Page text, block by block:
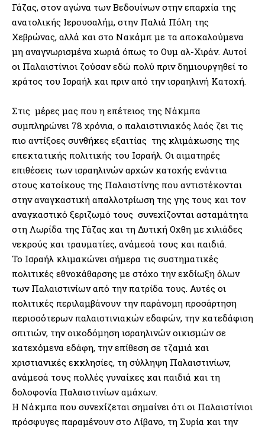
Γάζας, στον αγώνα των Βεδουίνων στην επαρχία της
ανατολικής Ιερουσαλήμ, στην Παλιά Πόλη της
Χεβρώνας, αλλά και στο Νακάμπ με τα αποκαλούμενα
μη αναγνωρισμένα χωριά όπως το Ουμ αλ-Χιράν. Αυτοί
οι Παλαιστίνιοι ζούσαν εδώ πολύ πριν δημιουργηθεί το
κράτος του Ισραήλ και πριν από την ισραηλινή Κατοχή.
Στις μέρες μας που η επέτειος της Νάκμπα
συμπληρώνει 78 χρόνια, ο παλαιστινιακός λαός ζει τις
πιο αντίξοες συνθήκες εξαιτίας της κλιμάκωσης της
επεκτατικής πολιτικής του Ισραήλ. Οι αιματηρές
επιθέσεις των ισραηλινών αρχών κατοχής ενάντια
στους κατοίκους της Παλαιστίνης που αντιστέκονται
στην αναγκαστική απαλλοτρίωση της γης τους και τον
αναγκαστικό ξεριζωμό τους συνεχίζονται ασταμάτητα
στη Λωρίδα της Γάζας και τη Δυτική Οχθη με χιλιάδες
νεκρούς και τραυματίες, ανάμεσά τους και παιδιά.
Το Ισραήλ κλιμακώνει σήμερα τις συστηματικές
πολιτικές εθνοκάθαρσης με στόχο την εκδίωξη όλων
των Παλαιστινίων από την πατρίδα τους. Αυτές οι
πολιτικές περιλαμβάνουν την παράνομη προσάρτηση
περισσότερων παλαιστινιακών εδαφών, την κατεδάφιση
σπιτιών, την οικοδόμηση ισραηλινών οικισμών σε
κατεχόμενα εδάφη, την επίθεση σε τζαμιά και
χριστιανικές εκκλησίες, τη σύλληψη Παλαιστινίων,
ανάμεσά τους πολλές γυναίκες και παιδιά και τη
δολοφονία Παλαιστινίων αμάχων.
Η Νάκμπα που συνεχίζεται σημαίνει ότι οι Παλαιστίνιοι
πρόσφυγες παραμένουν στο Λίβανο, τη Συρία και την